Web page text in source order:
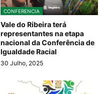
CONFERENCIA
Vale do Ribeira terá
representantes na etapa
nacional da Conferência de
Igualdade Racial
30 Julho, 2025